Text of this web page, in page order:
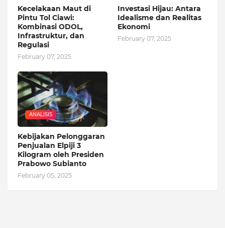
Kecelakaan Maut di
Pintu Tol Ciawi:
Kombinasi ODOL,
Infrastruktur, dan
Regulasi
February 07, 2025
Investasi Hijau: Antara
Idealisme dan Realitas
Ekonomi
February 07, 2025
ANALISIS
Kebijakan Pelonggaran
Penjualan Elpiji 3
Kilogram oleh Presiden
Prabowo Subianto
February 05, 2025